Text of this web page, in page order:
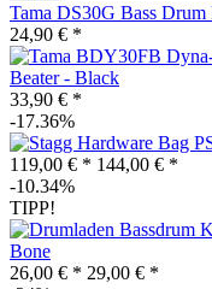
Tama DS30G Bass
24,90 € *
Beater - Black
33,90 € *
-17.36%
119,00 € * 144,00 € *
-10.34%
TIPP!
Bone
26,00 € * 29,00 € *